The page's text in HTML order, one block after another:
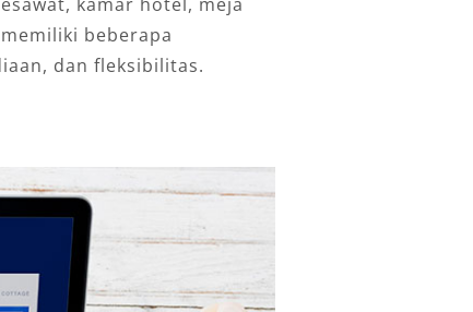
beberapa
dan fleksibilitas.